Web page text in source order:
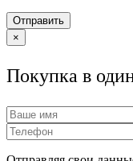
Отправить
×
Покупка в